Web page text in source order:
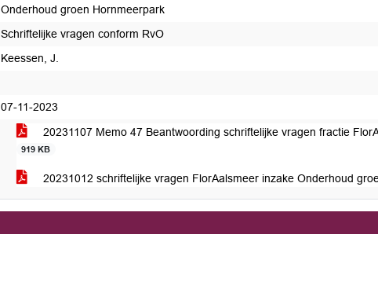
Onderhoud groen Hornmeerpark
Schriftelijke vragen conform RvO
Keessen, J.
07-11-2023
20231107 Memo 47 Beantwoording schriftelijke vragen fractie
919 KB
20231012 schriftelijke vragen FlorAalsmeer inzake Onderhoud